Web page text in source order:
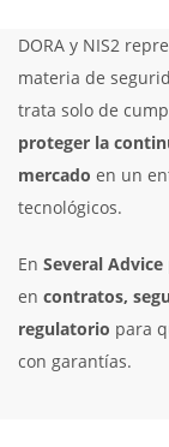
DORA y NIS2
materia de
trata solo de
proteger la
mercado en un
tecnológicos.
En Several Advice
en contratos,
regulatorio para
con garantías.